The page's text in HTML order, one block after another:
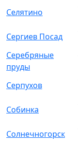
Селятино
Сергиев Посад
Серебряные
пруды
Серпухов
Собинка
Солнечногорск